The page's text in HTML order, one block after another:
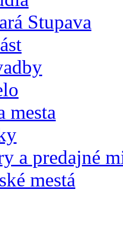
Stupava
mesta
a predajné
mestá